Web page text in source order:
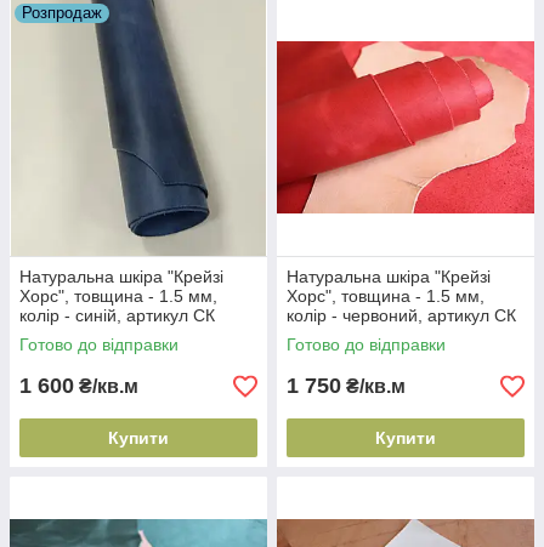
Розпродаж
Натуральна шкіра "Крейзі
Хорс", товщина - 1.5 мм,
колір - синій, артикул СК
2007
Готово до відправки
1 600 ₴/кв.м
Купити
Натуральна шкіра "Крейзі
Хорс", товщина - 1.5 мм,
колір - червоний, артикул СК
2089
Готово до відправки
1 750 ₴/кв.м
Купити